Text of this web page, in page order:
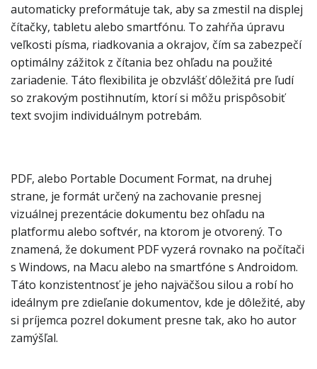
automaticky preformátuje tak, aby sa zmestil na displej
čítačky, tabletu alebo smartfónu. To zahŕňa úpravu
veľkosti písma, riadkovania a okrajov, čím sa zabezpečí
optimálny zážitok z čítania bez ohľadu na použité
zariadenie. Táto flexibilita je obzvlášť dôležitá pre ľudí
so zrakovým postihnutím, ktorí si môžu prispôsobiť
text svojim individuálnym potrebám.
PDF, alebo Portable Document Format, na druhej
strane, je formát určený na zachovanie presnej
vizuálnej prezentácie dokumentu bez ohľadu na
platformu alebo softvér, na ktorom je otvorený. To
znamená, že dokument PDF vyzerá rovnako na počítači
s Windows, na Macu alebo na smartfóne s Androidom.
Táto konzistentnosť je jeho najväčšou silou a robí ho
ideálnym pre zdieľanie dokumentov, kde je dôležité, aby
si príjemca pozrel dokument presne tak, ako ho autor
zamýšľal.